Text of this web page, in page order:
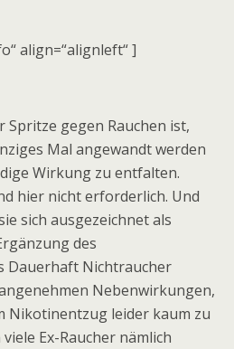
align=“alignleft“ ]
Spritze gegen Rauchen ist,
Mal angewandt werden
Wirkung zu entfalten.
hier nicht erforderlich. Und
sich ausgezeichnet als
des
Dauerhaft Nichtraucher
Nebenwirkungen,
Nikotinentzug leider kaum zu
Ex-Raucher nämlich